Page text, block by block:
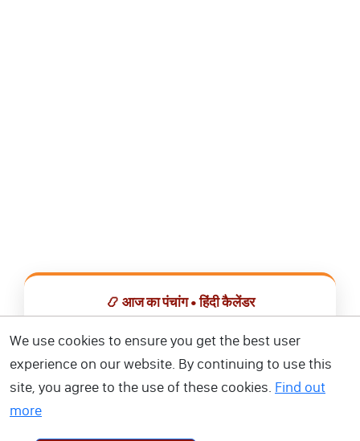
📿 आज का पंचांग • हिंदी कैलेंडर
📅 हिंदी कैलेंडर ऐप डाउनलोड करें
We use cookies to ensure you get the best user
experience on our website. By continuing to use this
site, you agree to the use of these cookies. Find out
more